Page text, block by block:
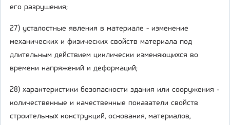
его разрушения;
27) усталостные явления в материале - изменение
механических и физических свойств материала под
длительным действием циклически изменяющихся во
времени напряжений и деформаций;
28) характеристики безопасности здания или сооружения -
количественные и качественные показатели свойств
строительных конструкций, основания, материалов,